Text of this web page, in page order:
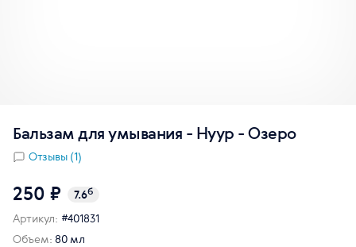
Бальзам для умывания - Нуур - Озеро
Отзывы (1)
250 ₽ 7.6б
Артикул: #401831
Объем: 80 мл